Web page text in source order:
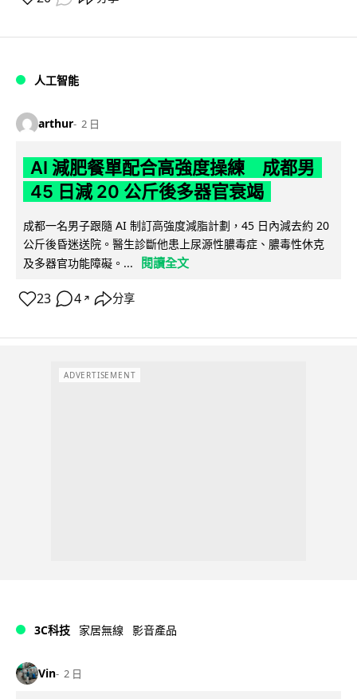
人工智能
arthur 2 日
AI 減肥餐單配合高強度操練 成都男
45 日減 20 公斤後多器官衰竭
成都一名男子跟隨 AI 制訂高強度減脂計劃，45 日內減去約 20
公斤後昏迷送院。醫生診斷他患上尿源性膿毒症、膿毒性休克
及多器官功能障礙。...
閱讀全文
23 4 ↗ 分享
ADVERTISEMENT
3C科技 家居無線 影音產品
Vin 2 日